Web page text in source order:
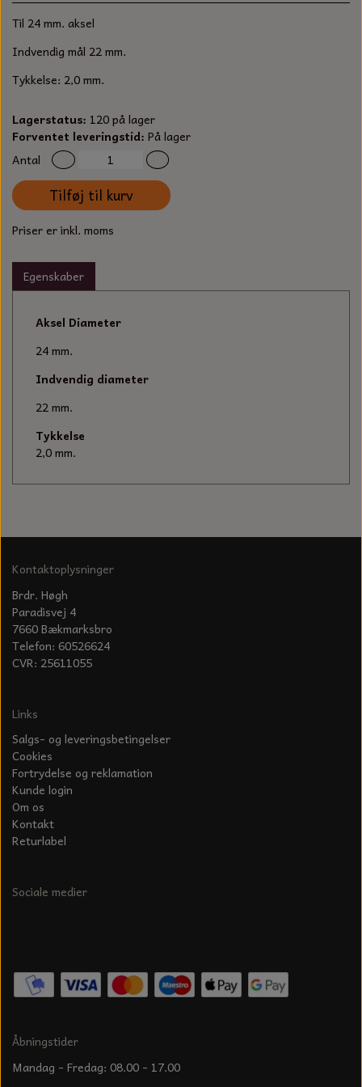
DYBEL
OLIE TIL SMÅMOTORER & HAVEMASKINER
TÆNDRØR
SPÆNDEBÅND
BENSINSLANGE OG FILTRE
STARTSNOR OG TILBEHØR
UNIVERSAL KABLER OG TILBEHØR
UNIVERSAL REMSKIVER OG STYRERULLER
STIKSAV KLINGER
ARBEJDSLYS
MEJSLER
VÆRKTØJSSÆT
Til 24 mm. aksel
Indvendig mål 22 mm.
Tykkelse: 2,0 mm.
Lagerstatus: 120 på lager
Forventet leveringstid: På lager
Antal
Tilføj til kurv
Priser er inkl. moms
Egenskaber
Aksel Diameter
24 mm.
Indvendig diameter
22 mm.
Tykkelse
2,0 mm.
Kontaktoplysninger
Brdr. Høgh
Paradisvej 4
7660 Bækmarksbro
Telefon: 60526624
CVR: 25611055
Links
Salgs- og leveringsbetingelser
Cookies
Fortrydelse og reklamation
Kunde login
Om os
Kontakt
Returlabel
Sociale medier
Åbningstider
Mandag - Fredag: 08.00 - 17.00